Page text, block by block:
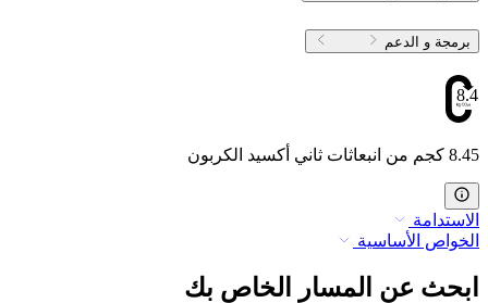
برمجة و الدعم
8.45
8.45 كجم من انبعاثات ثاني أكسيد الكربون
الاستدامة
الخواص الأساسية
ابحث عن المسار الخاص بك